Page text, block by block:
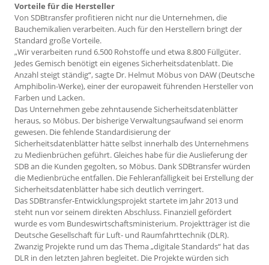
Vorteile für die Hersteller
Von SDBtransfer profitieren nicht nur die Unternehmen, die
Bauchemikalien verarbeiten. Auch für den Herstellern bringt der
Standard große Vorteile.
„Wir verarbeiten rund 6.500 Rohstoffe und etwa 8.800 Füllgüter.
Jedes Gemisch benötigt ein eigenes Sicherheitsdatenblatt. Die
Anzahl steigt ständig“, sagte Dr. Helmut Möbus von DAW (Deutsche
Amphibolin-Werke), einer der europaweit führenden Hersteller von
Farben und Lacken.
Das Unternehmen gebe zehntausende Sicherheitsdatenblätter
heraus, so Möbus. Der bisherige Verwaltungsaufwand sei enorm
gewesen. Die fehlende Standardisierung der
Sicherheitsdatenblätter hätte selbst innerhalb des Unternehmens
zu Medienbrüchen geführt. Gleiches habe für die Auslieferung der
SDB an die Kunden gegolten, so Möbus. Dank SDBtransfer würden
die Medienbrüche entfallen. Die Fehleranfälligkeit bei Erstellung der
Sicherheitsdatenblätter habe sich deutlich verringert.
Das SDBtransfer-Entwicklungsprojekt startete im Jahr 2013 und
steht nun vor seinem direkten Abschluss. Finanziell gefördert
wurde es vom Bundeswirtschaftsministerium. Projektträger ist die
Deutsche Gesellschaft für Luft- und Raumfahrttechnik (DLR).
Zwanzig Projekte rund um das Thema „digitale Standards“ hat das
DLR in den letzten Jahren begleitet. Die Projekte würden sich